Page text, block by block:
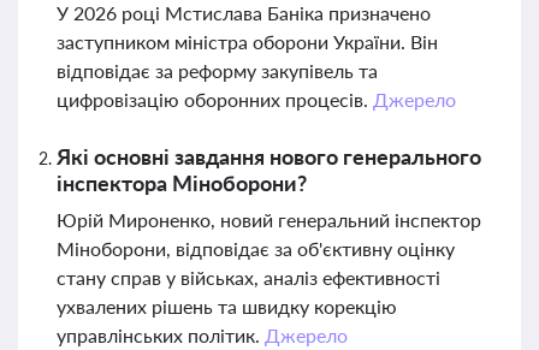
У 2026 році Мстислава Баніка призначено
заступником міністра оборони України. Він
відповідає за реформу закупівель та
цифровізацію оборонних процесів. Джерело
Які основні завдання нового генерального
інспектора Міноборони?
Юрій Мироненко, новий генеральний інспектор
Міноборони, відповідає за об'єктивну оцінку
стану справ у військах, аналіз ефективності
ухвалених рішень та швидку корекцію
управлінських політик. Джерело